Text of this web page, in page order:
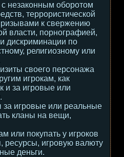
незаконным оборотом
террористической
к свержению
власти, порнографией,
по
религиозному или
своего персонажа
игрокам, как
и за игровые или
за игровые или реальные
кланы на вещи,
или покупать у игроков
ресурсы, игровую валюту
деньги.